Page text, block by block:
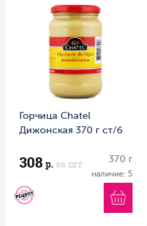
Горчица Chatel
Дижонская 370 г ст/б
308 р. за шт 370 г
наличие: 5